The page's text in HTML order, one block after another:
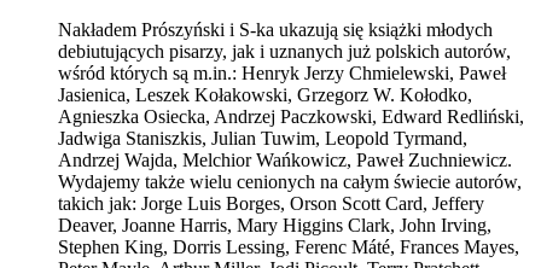
Nakładem Prószyński i S-ka ukazują się książki młodych
debiutujących pisarzy, jak i uznanych już polskich autorów,
wśród których są m.in.: Henryk Jerzy Chmielewski, Paweł
Jasienica, Leszek Kołakowski, Grzegorz W. Kołodko,
Agnieszka Osiecka, Andrzej Paczkowski, Edward Redliński,
Jadwiga Staniszkis, Julian Tuwim, Leopold Tyrmand,
Andrzej Wajda, Melchior Wańkowicz, Paweł Zuchniewicz.
Wydajemy także wielu cenionych na całym świecie autorów,
takich jak: Jorge Luis Borges, Orson Scott Card, Jeffery
Deaver, Joanne Harris, Mary Higgins Clark, John Irving,
Stephen King, Dorris Lessing, Ferenc Máté, Frances Mayes,